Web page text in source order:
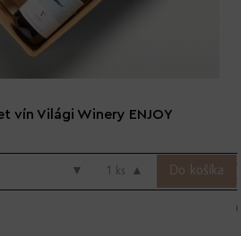
vín Világi Winery ENJOY
▼ ks ▲